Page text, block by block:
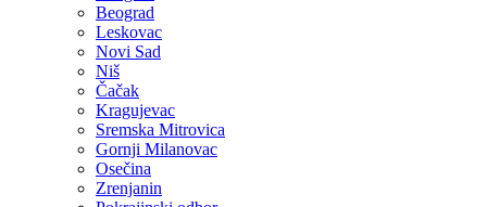
Beograd
Leskovac
Novi Sad
Niš
Čačak
Kragujevac
Sremska Mitrovica
Gornji Milanovac
Osečina
Zrenjanin